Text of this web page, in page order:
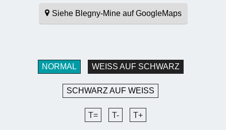
Siehe Blegny-Mine auf GoogleMaps
NORMAL WEISS AUF SCHWARZ
SCHWARZ AUF WEISS
T= T- T+